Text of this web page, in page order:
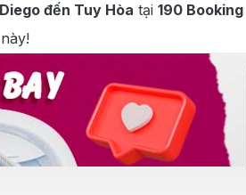
đến Tuy Hòa tại 190 Booking